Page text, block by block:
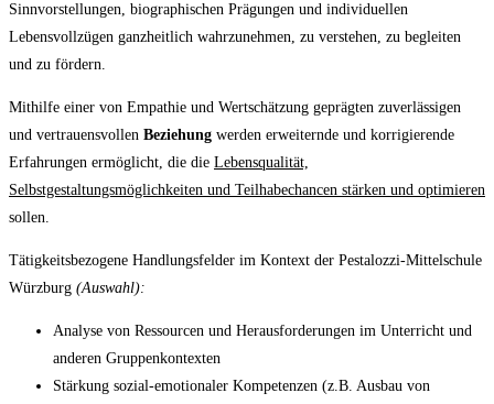
Sinnvorstellungen, biographischen Prägungen und individuellen
Lebensvollzügen ganzheitlich wahrzunehmen, zu verstehen, zu begleiten
und zu fördern.
Mithilfe einer von Empathie und Wertschätzung geprägten zuverlässigen
und vertrauensvollen Beziehung werden erweiternde und korrigierende
Erfahrungen ermöglicht, die die Lebensqualität,
Selbstgestaltungsmöglichkeiten und Teilhabechancen stärken und optimieren
sollen.
Tätigkeitsbezogene Handlungsfelder im Kontext der Pestalozzi-Mittelschule
Würzburg (Auswahl):
Analyse von Ressourcen und Herausforderungen im Unterricht und
anderen Gruppenkontexten
Stärkung sozial-emotionaler Kompetenzen (z.B. Ausbau von